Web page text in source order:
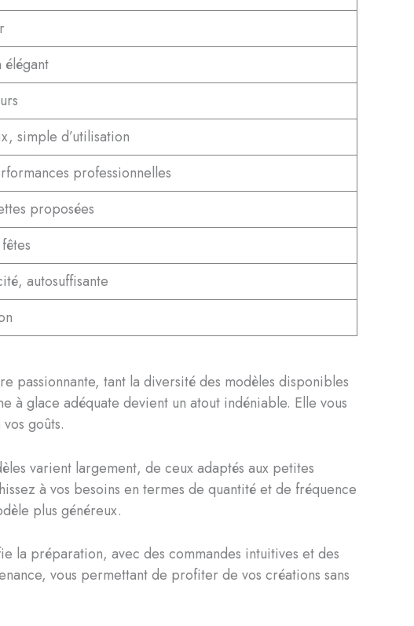
simple d’utilisation
professionnelles
proposées
autosuffisante
passionnante, tant la diversité des modèles disponibles
à glace adéquate devient un atout indéniable. Elle vous
goûts.
varient largement, de ceux adaptés aux petites
à vos besoins en termes de quantité et de fréquence
plus généreux.
la préparation, avec des commandes intuitives et des
vous permettant de profiter de vos créations sans